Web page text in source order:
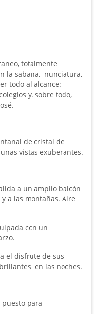
totalmente
la sabana, nunciatura,
todo al alcance:
y, sobre todo,
de cristal de
vistas exuberantes.
a un amplio balcón
a las montañas. Aire
con un
el disfrute de sus
en las noches.
puesto para